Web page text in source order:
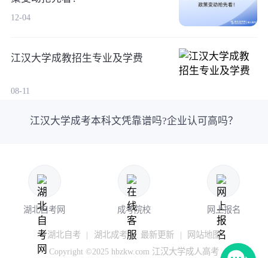
12-04
江汉大学成教招生专业及学费
08-11
江汉大学成考本科文凭靠谱吗?企业认可高吗？
湖北自考网 成考院校 网上报名
湖北自考 | 湖北成考 | 最新更新 |
网站地图
Copyright ©2025 hbzkw.com 江汉大学成人高考